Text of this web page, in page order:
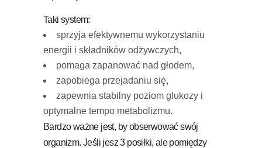
Taki system:
sprzyja efektywnemu wykorzystaniu
energii i składników odżywczych,
pomaga zapanować nad głodem,
zapobiega przejadaniu się,
zapewnia stabilny poziom glukozy i
optymalne tempo metabolizmu.
Bardzo ważne jest, by obserwować swój
organizm. Jeśli jesz 3 posiłki, ale pomiędzy